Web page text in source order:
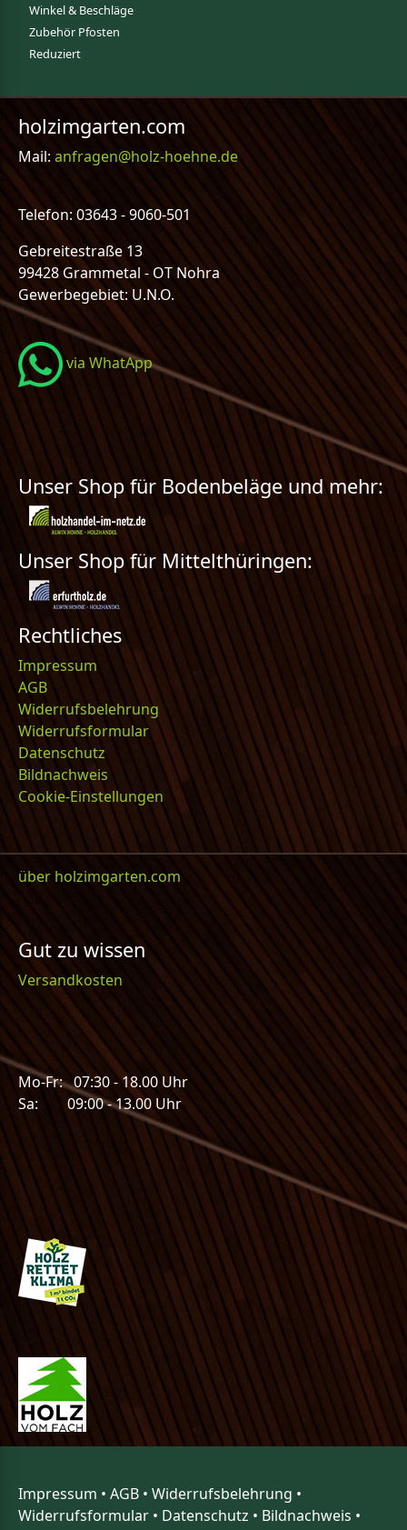
Winkel & Beschläge
Zubehör Pfosten
Reduziert
holzimgarten.com
Mail:anfragen@holz-hoehne.de
Telefon: 03643 - 9060-501
Gebreitestraße 13
99428 Grammetal - OT Nohra
Gewerbegebiet: U.N.O.
via WhatApp
Unser Shop für Bodenbeläge und mehr:
Unser Shop für Mittelthüringen:
Rechtliches
Impressum
AGB
Widerrufsbelehrung
Widerrufsformular
Datenschutz
Bildnachweis
Cookie-Einstellungen
über holzimgarten.com
Gut zu wissen
Versandkosten
Mo-Fr: 07:30 - 18.00 Uhr
Sa: 09:00 - 13.00 Uhr
Impressum • AGB • Widerrufsbelehrung •
Widerrufsformular • Datenschutz • Bildnachweis •